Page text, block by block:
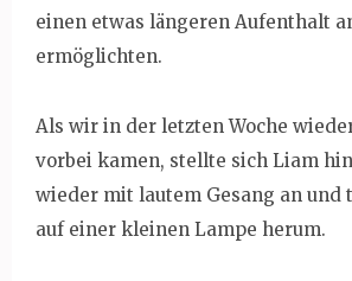
einen etwas längeren Aufenthalt
ermöglichten.
Als wir in der letzten Woche
vorbei kamen, stellte sich Liam
wieder mit lautem Gesang an und
auf einer kleinen Lampe herum.